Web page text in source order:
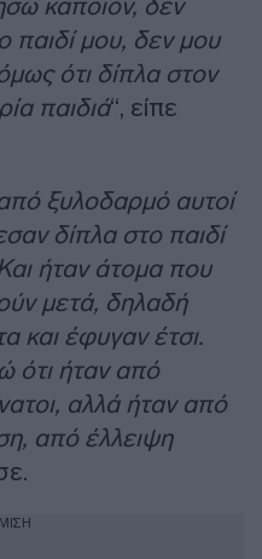
παιδί μου, δεν μου
ότι δίπλα στον
παιδιά“, είπε
ξυλοδαρμό αυτοί
δίπλα στο παιδί
ήταν άτομα που
μετά, δηλαδή
και έφυγαν έτσι.
ότι ήταν από
αλλά ήταν από
από έλλειψη